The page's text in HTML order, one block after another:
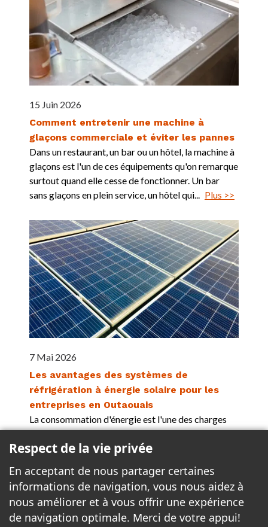
15 Juin 2026
Comment entretenir une machine à
glaçons commerciale et éviter les pannes
Dans un restaurant, un bar ou un hôtel, la machine à
glaçons est l'un de ces équipements qu'on remarque
surtout quand elle cesse de fonctionner. Un bar
sans glaçons en plein service, un hôtel qui... Plus >>
7 Mai 2026
Les avantages des systèmes de
réfrigération à énergie solaire pour les
entreprises en Outaouais
La consommation d'énergie est l'une des charges
d'exploitation les plus importantes pour les
entreprises commerciales. Dans la région de
installations industrielles dépendent d'un
refroidissement continu pour préserver la fraîcheur
des... Plus >>
Respect de la vie privée
En acceptant de nous partager certaines
informations de navigation, vous nous aidez à
nous améliorer et à vous offrir une expérience
de navigation optimale. Merci de votre appui!